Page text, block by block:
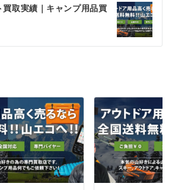
取実績｜キャンプ用品買